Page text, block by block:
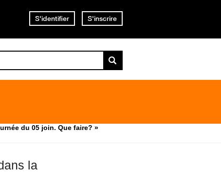
S'identifier S'inscrire
du 05 join. Que faire? »
la